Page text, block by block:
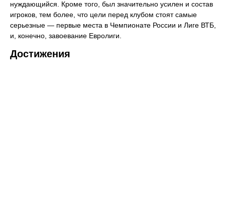
нуждающийся. Кроме того, был значительно усилен и состав
игроков, тем более, что цели перед клубом стоят самые
серьезные — первые места в Чемпионате России и Лиге ВТБ,
и, конечно, завоевание Евролиги.
Достижения